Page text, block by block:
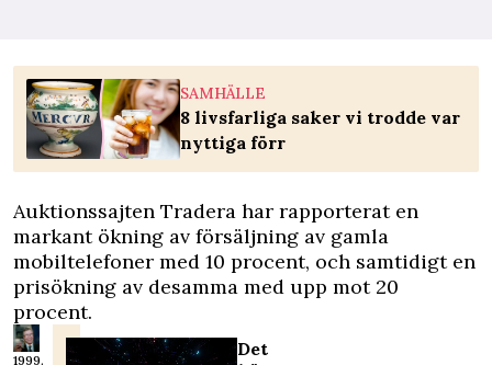
SAMHÄLLE
8 livsfarliga saker vi trodde var
nyttiga förr
Auktionssajten Tradera har rapporterat en
markant ökning av försäljning av gamla
mobiltelefoner med 10 procent, och samtidigt en
prisökning av desamma med upp mot 20
procent.
1999.
Det